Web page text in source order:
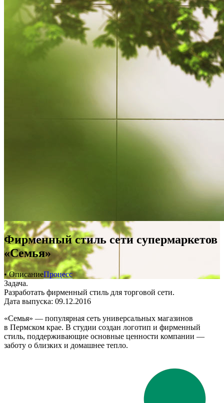
Фирменный стиль сети супермаркетов
«Семья»
• ОписаниеПроцесс
Задача.
Разработать фирменный стиль для торговой сети.
Дата выпуска: 09.12.2016
«Семья» — популярная сеть универсальных магазинов
в Пермском крае. В студии создан логотип и фирменный
стиль, поддерживающие основные ценности компании —
заботу о близких и домашнее тепло.